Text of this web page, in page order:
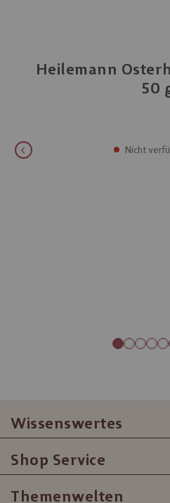
Heilemann
50
Nicht
Wissenswertes
Shop Service
Themenwelten